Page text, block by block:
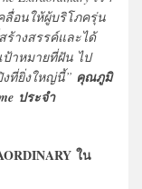
ลื่อนให้ผู้บริโภครุ่น
ร้างสรรค์และได้
ป้าหมายที่ฝัน ไป
งที่ยิ่งใหญ่นี้” คุณภูมิ
ประจำ
ใน